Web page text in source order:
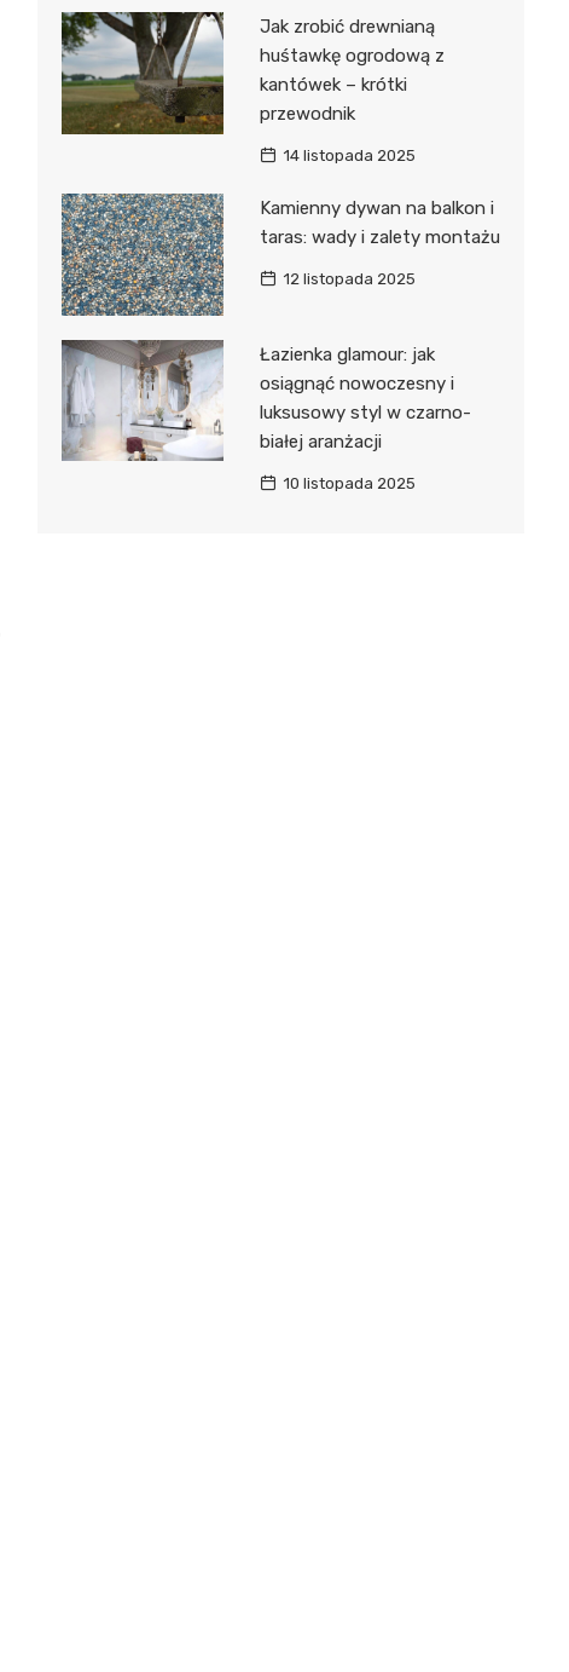
Jak zrobić drewnianą
huśtawkę ogrodową z
kantówek – krótki
przewodnik
14 listopada 2025
Kamienny dywan na balkon i
taras: wady i zalety montażu
12 listopada 2025
Łazienka glamour: jak
osiągnąć nowoczesny i
luksusowy styl w czarno-
białej aranżacji
10 listopada 2025